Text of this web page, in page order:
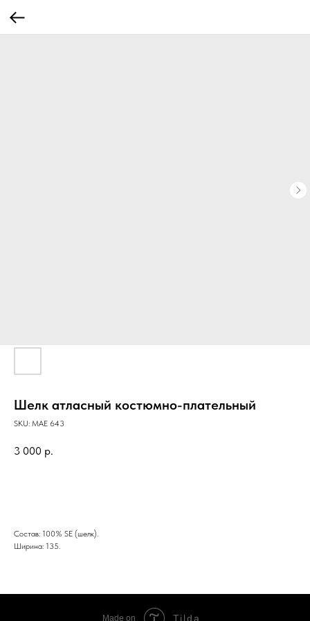
Шелк атласный костюмно-плательный
SKU: MAE 643
3 000 р.
Состав: 100% SE (шелк).
Ширина: 135.
Made on Tilda